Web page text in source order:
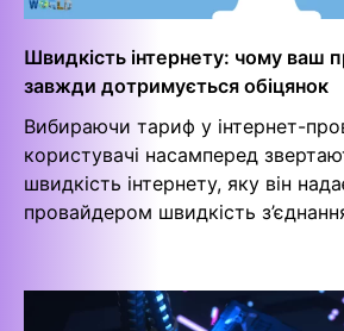
Швидкість інтернету: чому ваш
завжди дотримується обіцянок
Вибираючи тариф у інтернет-
користувачі насамперед
швидкість інтернету, яку він
провайдером швидкість